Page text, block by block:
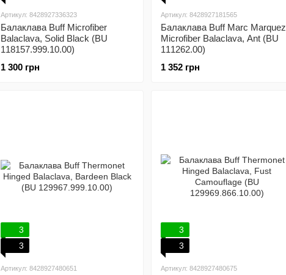
Артикул: 8428927336323
Балаклава Buff Microfiber
Balaclava, Solid Black (BU
118157.999.10.00)
1 300 грн
Артикул: 8428927181565
Балаклава Buff Marc Marquez
Microfiber Balaclava, Ant (BU
111262.00)
1 352 грн
3
3
Артикул: 8428927480651
3
3
Артикул: 8428927480675